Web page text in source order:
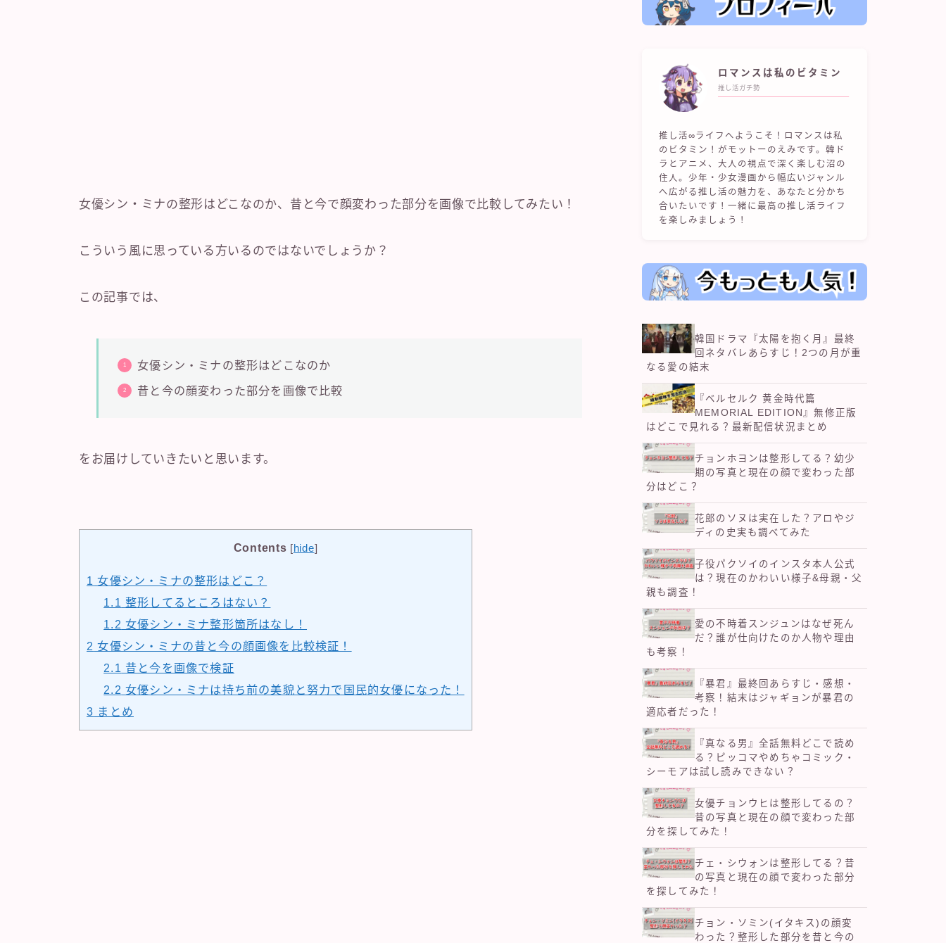
女優シン・ミナの整形はどこなのか、昔と今で顔変わった部分を画像で比較してみたい！
こういう風に思っている方いるのではないでしょうか？
この記事では、
女優シン・ミナの整形はどこなのか
昔と今の顔変わった部分を画像で比較
をお届けしていきたいと思います。
Contents [hide]
1 女優シン・ミナの整形はどこ？
1.1 整形してるところはない？
1.2 女優シン・ミナ整形箇所はなし！
2 女優シン・ミナの昔と今の顔画像を比較検証！
2.1 昔と今を画像で検証
2.2 女優シン・ミナは持ち前の美貌と努力で国民的女優になった！
3 まとめ
ロマンスは私のビタミン
推し活ガチ勢
推し活∞ライフへようこそ！ロマンスは私
のビタミン！がモットーのえみです。韓ド
ラとアニメ、大人の視点で深く楽しむ沼の
住人。少年・少女漫画から幅広いジャンル
へ広がる推し活の魅力を、あなたと分かち
合いたいです！一緒に最高の推し活ライフ
を楽しみましょう！
韓国ドラマ『太陽を抱く月』最終
回ネタバレあらすじ！2つの月が重
なる愛の結末
『ベルセルク 黄金時代篇
MEMORIAL EDITION』無修正版
はどこで見れる？最新配信状況まとめ
チョンホヨンは整形してる？幼少
期の写真と現在の顔で変わった部
分はどこ？
花郎のソヌは実在した？アロやジ
ディの史実も調べてみた
子役パクソイのインスタ本人公式
は？現在のかわいい様子&母親・父
親も調査！
愛の不時着スンジュンはなぜ死ん
だ？誰が仕向けたのか人物や理由
も考察！
『暴君』最終回あらすじ・感想・
考察！結末はジャギョンが暴君の
適応者だった！
『真なる男』全話無料どこで読め
る？ピッコマやめちゃコミック・
シーモアは試し読みできない？
女優チョンウヒは整形してるの？
昔の写真と現在の顔で変わった部
分を探してみた！
チェ・シウォンは整形してる？昔
の写真と現在の顔で変わった部分
を探してみた！
チョン・ソミン(イタキス)の顔変
わった？整形した部分を昔と今の